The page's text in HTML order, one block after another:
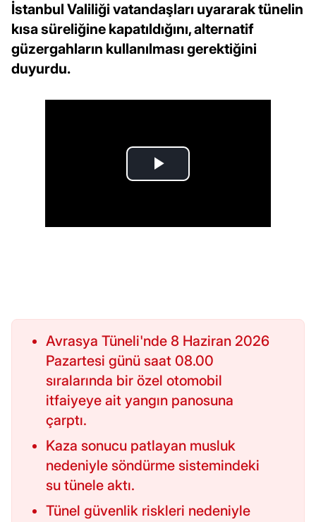
İstanbul Valiliği vatandaşları uyararak tünelin
kısa süreliğine kapatıldığını, alternatif
güzergahların kullanılması gerektiğini
duyurdu.
Avrasya Tüneli'nde 8 Haziran 2026
Pazartesi günü saat 08.00
sıralarında bir özel otomobil
itfaiyeye ait yangın panosuna
çarptı.
Kaza sonucu patlayan musluk
nedeniyle söndürme sistemindeki
su tünele aktı.
Tünel güvenlik riskleri nedeniyle